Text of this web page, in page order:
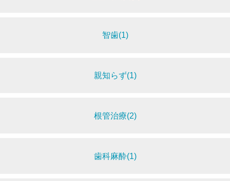
智歯(1)
親知らず(1)
根管治療(2)
歯科麻酔(1)